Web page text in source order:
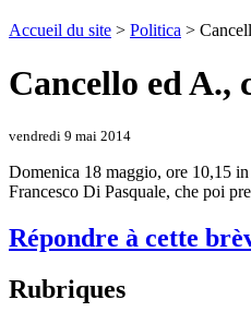
Accueil du site > Politica >
Cancello ed
vendredi 9 mai 2014
Domenica 18 maggio, ore 10,15
Francesco Di Pasquale, che poi
Répondre à cette
Rubriques